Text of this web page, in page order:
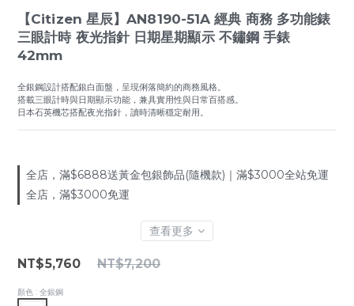
【Citizen 星辰】AN8190-51A 經典 商務 多功能錶
三眼計時 夜光指針 日期星期顯示 不鏽鋼 手錶
42mm
全銀鋼設計搭配銀白面盤，呈現俐落簡約的商務風格。
搭載三眼計時與日期顯示功能，兼具實用性與日常百搭感。
日本石英機芯搭配夜光指針，讀時清晰穩定耐用。
全店，滿$6888送黃金包銀飾品(隨機款)｜滿$3000全站免運
全店，滿$3000免運
查看更多
NT$5,760 NT$7,200
顏色 : 全銀鋼